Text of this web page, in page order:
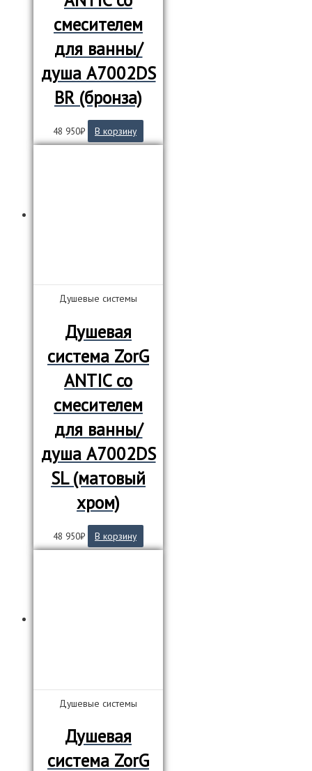
смесителем
для ванны/
душа A7002DS
BR (бронза)
48 950₽ В корзину
Душевые системы
Душевая
система ZorG
ANTIC со
смесителем
для ванны/
душа A7002DS
SL (матовый
хром)
48 950₽ В корзину
Душевые системы
Душевая
система ZorG